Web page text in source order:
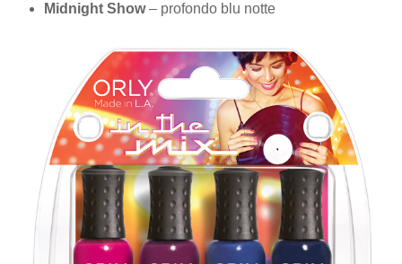
Midnight Show– profondo blu notte